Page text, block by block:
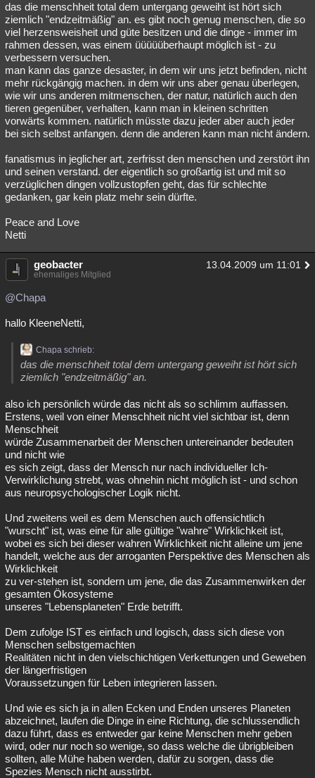
das die menschheit total dem untergang geweiht ist hört sich
ziemlich "endzeitmäßig" an. es gibt noch genug menschen, die so
viel herzensweisheit und güte besitzen und die dinge - immer im
rahmen dessen, was einem üüüüüberhaupt möglich ist - zu
verbessern versuchen.
man kann das ganze desaster, in dem wir uns jetzt befinden, nicht
mehr rückgängig machen. in dem wir uns aber genau überlegen,
wie wir uns anderen mitmenschen, der natur, natürlich auch den
tieren gegenüber, verhalten, kann man in kleinen schritten
vorwärts kommen. natürlich müsste dazu jeder aber auch jeder
bei sich selbst anfangen. denn die anderen kann man nicht ändern.
fanatismus in jeglicher art, zerfrisst den menschen und zerstört ihn
und seinen verstand. der eigentlich so großartig ist und mit so
verzüglichen dingen vollzustopfen geht, das für schlechte
gedanken, gar kein platz mehr sein dürfte.
Peace and Love
Netti
geobacter 13.04.2009 um 11:01
ehemaliges Mitglied
@Chapa
hallo KleeneNetti,
Chapa schrieb:
das die menschheit total dem untergang geweiht ist hört sich
ziemlich "endzeitmäßig" an.
also ich persönlich würde das nicht als so schlimm auffassen.
Erstens, weil von einer Menschheit nicht viel sichtbar ist, denn
Menschheit
würde Zusammenarbeit der Menschen untereinander bedeuten
und nicht wie
es sich zeigt, dass der Mensch nur nach individueller Ich-
Verwirklichung strebt, was ohnehin nicht möglich ist - und schon
aus neuropsychologischer Logik nicht.
Und zweitens weil es dem Menschen auch offensichtlich
"wurscht" ist, was eine für alle gültige "wahre" Wirklichkeit ist,
wobei es sich bei dieser wahren Wirklichkeit nicht alleine um jene
handelt, welche aus der arroganten Perspektive des Menschen als
Wirklichkeit
zu ver-stehen ist, sondern um jene, die das Zusammenwirken der
gesamten Ökosysteme
unseres "Lebensplaneten" Erde betrifft.
Dem zufolge IST es einfach und logisch, dass sich diese von
Menschen selbstgemachten
Realitäten nicht in den vielschichtigen Verkettungen und Geweben
der längerfristigen
Voraussetzungen für Leben integrieren lassen.
Und wie es sich ja in allen Ecken und Enden unseres Planeten
abzeichnet, laufen die Dinge in eine Richtung, die schlussendlich
dazu führt, dass es entweder gar keine Menschen mehr geben
wird, oder nur noch so wenige, so dass welche die übrigbleiben
sollten, alle Mühe haben werden, dafür zu sorgen, dass die
Spezies Mensch nicht ausstirbt.